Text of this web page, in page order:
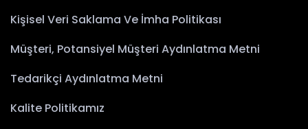
Kişisel Veri Saklama Ve İmha Politikası
Müşteri, Potansiyel Müşteri Aydınlatma Metni
Tedarikçi Aydınlatma Metni
Kalite Politikamız